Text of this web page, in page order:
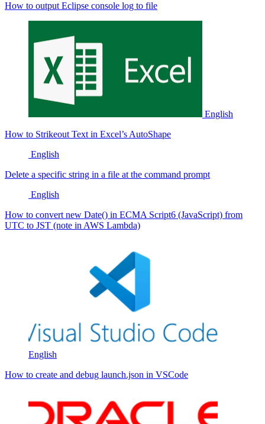
How to output Eclipse console log to file
English
How to Strikeout Text in Excel’s AutoShape
English
Delete a specific string in a file at the command prompt
English
How to convert new Date() in ECMA Script6 (JavaScript) from
UTC to JST (note in AWS Lambda)
English
How to create and debug launch.json in VSCode